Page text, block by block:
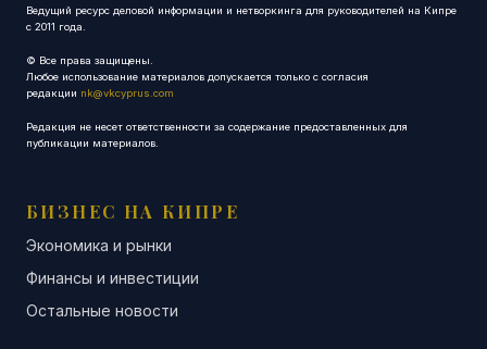
Ведущий ресурс деловой информации и нетворкинга для руководителей на Кипре
с 2011 года.
© Все права защищены.
Любое использование материалов допускается только с согласия
редакции nk@vkcyprus.com
Редакция не несет ответственности за содержание предоставленных для
публикации материалов.
БИЗНЕС НА КИПРЕ
Экономика и рынки
Финансы и инвестиции
Остальные новости